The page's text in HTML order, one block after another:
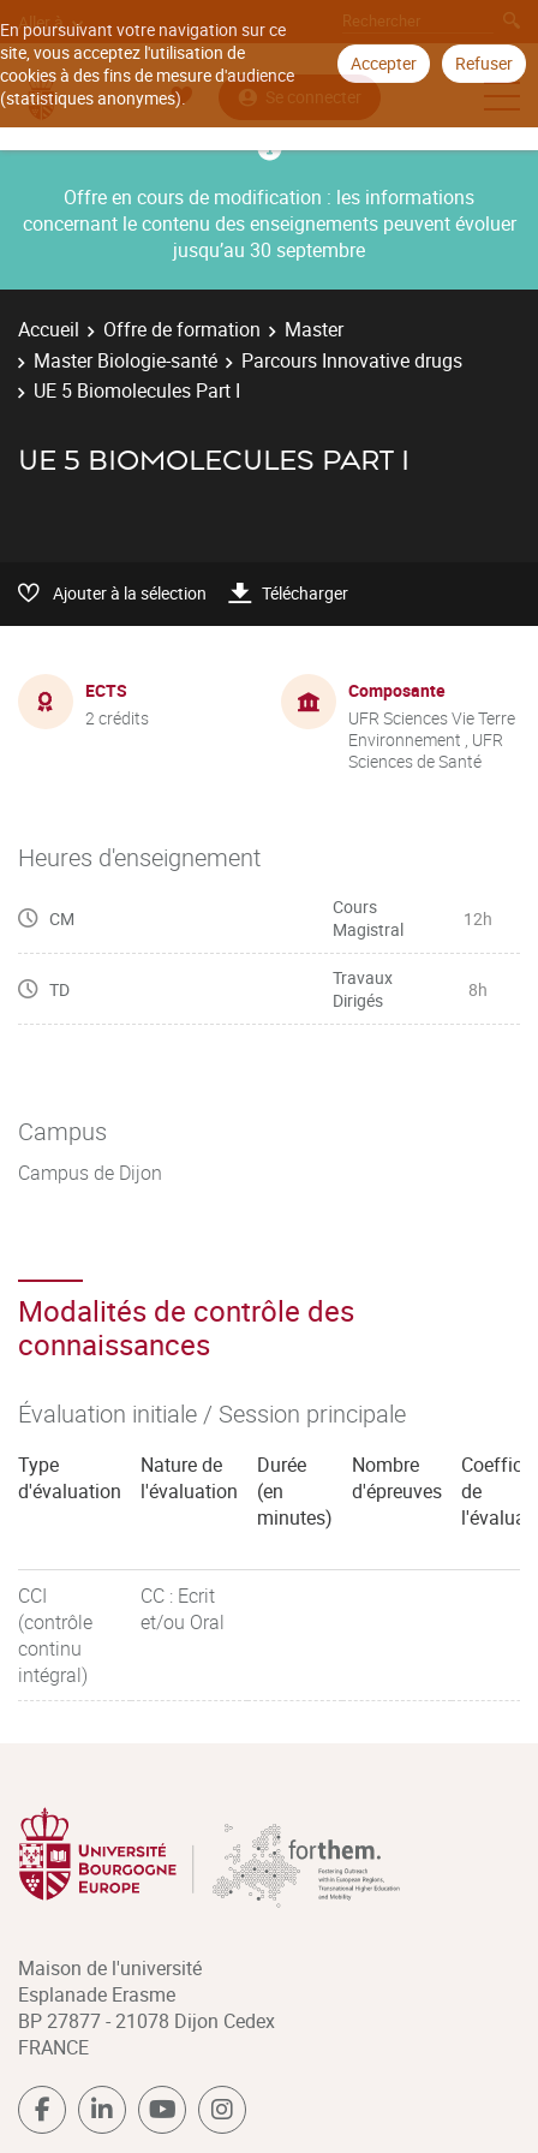
En poursuivant votre navigation sur ce
site, vous acceptez l'utilisation de
cookies à des fins de mesure d'audience
(statistiques anonymes).
Accepter Refuser
Aller à
Se connecter
Offre en cours de modification : les informations
concernant le contenu des enseignements peuvent évoluer
jusqu’au 30 septembre
Accueil Offre de formation
Master
Master Biologie-santé
Parcours Innovative drugs
UE 5 Biomolecules Part I
UE 5 BIOMOLECULES PART I
Ajouter à la sélection Télécharger
ECTS
2 crédits
Composante
UFR Sciences Vie Terre
Environnement , UFR
Sciences de Santé
Heures d'enseignement
CM
Cours
Magistral
12h
TD
Travaux
Dirigés
8h
Campus
Campus de Dijon
Modalités de contrôle des
connaissances
Évaluation initiale / Session principale
Type
d'évaluation
Nature de
l'évaluation
Durée
(en
minutes)
Nombre
d'épreuves
de
CCI
(contrôle
continu
intégral)
CC : Ecrit
et/ou Oral
Maison de l'université
Esplanade Erasme
BP 27877 - 21078 Dijon Cedex
FRANCE